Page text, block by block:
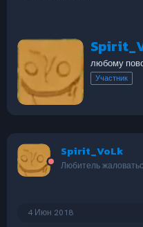
А
в
тлюбому
Участник
Spirit_VoLk
Любитель
4 Июн 2018